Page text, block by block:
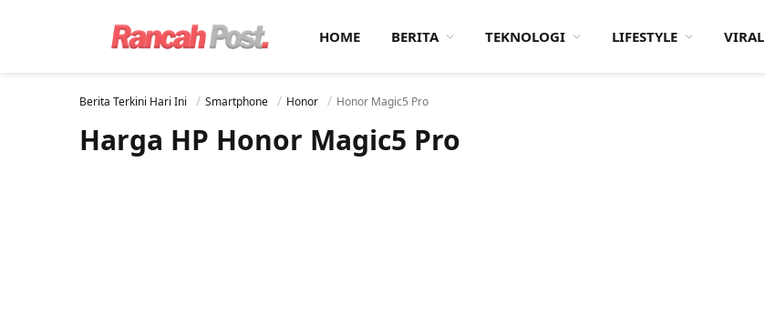
HOME BERITA TEKNOLOGI LIFESTYLE VIRAL
Berita Terkini Hari Ini Smartphone Honor Honor Magic5 Pro
Harga HP Honor Magic5 Pro